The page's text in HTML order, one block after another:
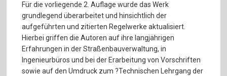
Für die vorliegende 2. Auflage wurde das Werk
grundlegend überarbeitet und hinsichtlich der
aufgeführten und zitierten Regelwerke aktualisiert.
Hierbei griffen die Autoren auf ihre langjährigen
Erfahrungen in der Straßenbauverwaltung, in
Ingenieurbüros und bei der Erarbeitung von Vorschriften
sowie auf den Umdruck zum ?Technischen Lehrgang der